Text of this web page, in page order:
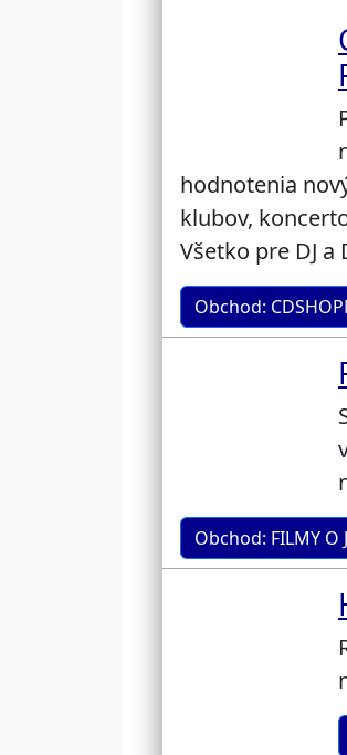
hodnotenia
klubov,
Všetko pre DJ a
Obchod:
Obchod: FILMY O